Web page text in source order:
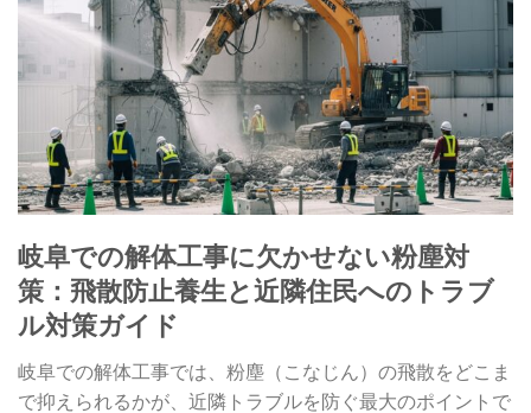
岐阜での解体工事に欠かせない粉塵対
策：飛散防止養生と近隣住民へのトラブ
ル対策ガイド
岐阜での解体工事では、粉塵（こなじん）の飛散をどこま
で抑えられるかが、近隣トラブルを防ぐ最大のポイントで